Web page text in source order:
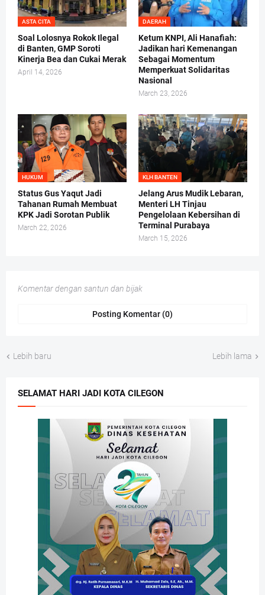
ASTA CITA
Soal Lolosnya Rokok Ilegal
di Banten, GMP Soroti
Kinerja Bea dan Cukai Merak
April 14, 2026
DAERAH
Ketum KNPI, Ali Hanafiah:
Jadikan hari Kemenangan
Sebagai Momentum
Memperkuat Solidaritas
Nasional
March 23, 2026
HUKUM
Status Gus Yaqut Jadi
Tahanan Rumah Membuat
KPK Jadi Sorotan Publik
March 22, 2026
KLH BANTEN
Jelang Arus Mudik Lebaran,
Menteri LH Tinjau
Pengelolaan Kebersihan di
Terminal Purabaya
March 15, 2026
Komentar dengan santun dan bijak
Posting Komentar (0)
Lebih baru Lebih lama
SELAMAT HARI JADI KOTA CILEGON